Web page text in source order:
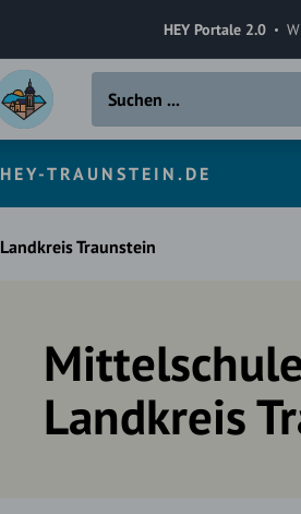
HEY Portale 2.0
HEY-TRAUNSTEIN.DE
Landkreis Traunstein
Landkreis